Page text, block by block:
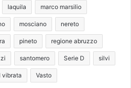
laquila marco marsilio
mosciano nereto
pineto regione abruzzo
santomero Serie D silvi
vibrata Vasto